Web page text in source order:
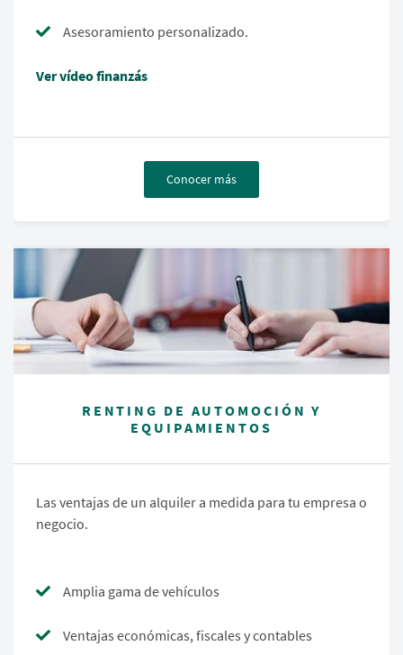
Asesoramiento personalizado.
Ver vídeo finanzás
Conocer más
RENTING DE AUTOMOCIÓN Y
EQUIPAMIENTOS
Las ventajas de un alquiler a medida para tu empresa o
negocio.
Amplia gama de vehículos
Ventajas económicas, fiscales y contables